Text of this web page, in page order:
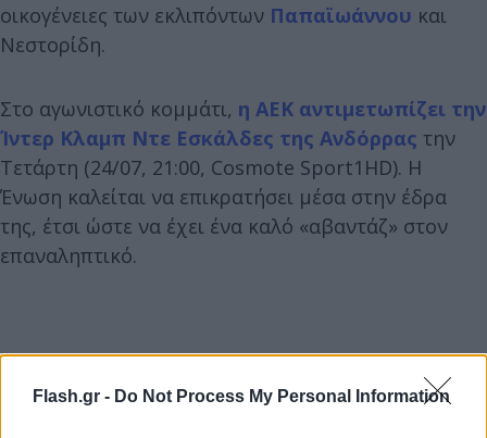
Flash.gr - Do Not Process My Personal Information
οικογένειες των εκλιπόντων Παπαϊωάννου και
Νεστορίδη.
Στο αγωνιστικό κομμάτι, η ΑΕΚ αντιμετωπίζει την
Ίντερ Κλαμπ Ντε Εσκάλδες της Ανδόρρας την
Τετάρτη (24/07, 21:00, Cosmote Sport1HD). Η
Ένωση καλείται να επικρατήσει μέσα στην έδρα
της, έτσι ώστε να έχει ένα καλό «αβαντάζ» στον
επαναληπτικό.